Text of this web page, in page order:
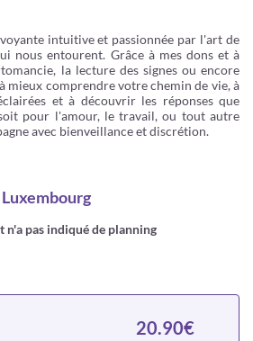
intuitive et passionnée par l'art de
nous entourent. Grâce à mes dons et à
la lecture des signes ou encore
mieux comprendre votre chemin de vie, à
et à découvrir les réponses que
pour l'amour, le travail, ou tout autre
avec bienveillance et discrétion.
Luxembourg
n'a pas indiqué de planning
20.90€